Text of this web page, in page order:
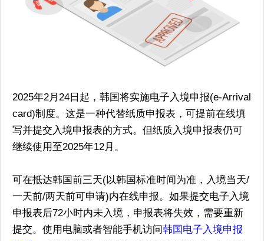
2025年2月24日起，韩国将实施电子入境申报(e-Arrival
card)制度。这是一种代替纸质申报表，可提前在线填
写并提交入境申报表的方式。但纸质入境申报表仍可
继续使用至2025年12月。
可在抵达韩国前三天(以韩国标准时间为准，入境当天/
一天前/两天前可申请)内在线申报。如果提交电子入境
申报表后72小时内未入境，申报表将失效，需要重新
提交。使用电脑或者智能手机访问韩国电子入境申报